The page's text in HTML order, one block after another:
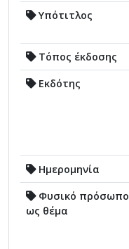
Υπότιτλος
Τόπος έκδοσης
Εκδότης
Ημερομηνία
Φυσικό πρόσωπο
ως θέμα